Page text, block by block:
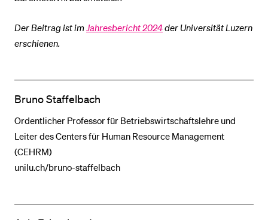
Der Beitrag ist imJahresbericht 2024der Universität Luzern
erschienen.
Bruno Staffelbach
Ordentlicher Professor für Betriebswirtschaftslehre und
Leiter des Centers für Human Resource Management
(CEHRM)
unilu.ch/bruno-staffelbach